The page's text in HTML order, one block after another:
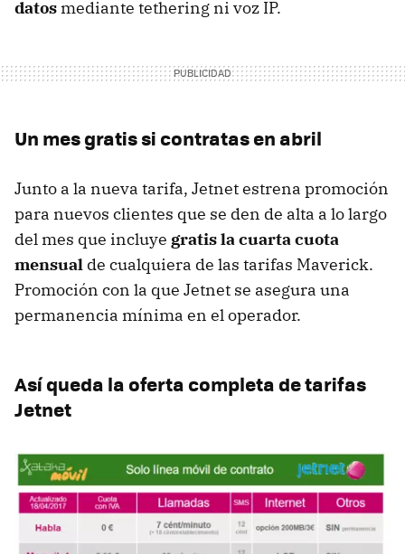
datos mediante tethering ni voz IP.
Un mes gratis si contratas en abril
Junto a la nueva tarifa, Jetnet estrena promoción
para nuevos clientes que se den de alta a lo largo
del mes que incluye gratis la cuarta cuota
mensual de cualquiera de las tarifas Maverick.
Promoción con la que Jetnet se asegura una
permanencia mínima en el operador.
Así queda la oferta completa de tarifas
Jetnet